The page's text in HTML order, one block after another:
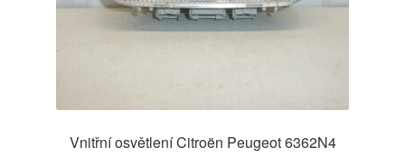
Vnitřní osvětlení Citroën Peugeot 6362N4